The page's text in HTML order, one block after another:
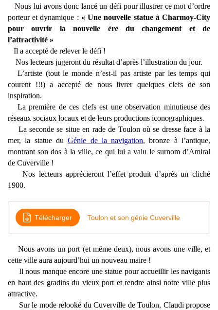
Nous lui avons donc lancé un défi pour illustrer ce mot d’ordre
porteur et dynamique : « Une nouvelle statue à Charmoy-City
pour ouvrir la nouvelle ère du changement et de
l’attractivité »
Il a accepté de relever le défi !
Nos lecteurs jugeront du résultat d’après l’illustration du jour.
L’artiste (tout le monde n’est-il pas artiste par les temps qui
courent !!!) a accepté de nous livrer quelques clefs de son
inspiration.
La première de ces clefs est une observation minutieuse des
réseaux sociaux locaux et de leurs productions iconographiques.
La seconde se situe en rade de Toulon où se dresse face à la
mer, la statue du Génie de la navigation,bronze à l’antique,
montrant son dos à la ville, ce qui lui a valu le surnom d’Amiral
de Cuverville !
Nos lecteurs apprécieront l’effet produit d’après un cliché
1900.
Télécharger Toulon et son génie Cuverville
Nous avons un port (et même deux), nous avons une ville, et
cette ville aura aujourd’hui un nouveau maire !
Il nous manque encore une statue pour accueillir les navigants
en haut des gradins du vieux port et rendre ainsi notre ville plus
attractive.
Sur le mode relooké du Cuverville de Toulon, Claudi propose